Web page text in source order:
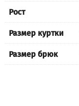
Рост
Размер куртки
Размер брюк